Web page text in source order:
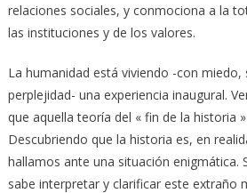
relaciones sociales, y conmociona a la
las instituciones y de los valores.
La humanidad está viviendo -con
perplejidad- una experiencia inaugural.
que aquella teoría del « fin de la historia
Descubriendo que la historia es, en
hallamos ante una situación enigmática.
sabe interpretar y clarificar este extraño